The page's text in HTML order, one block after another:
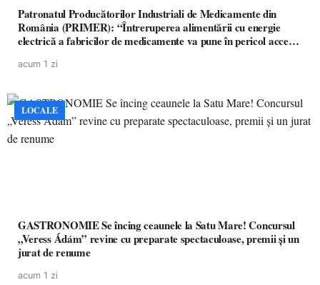
Patronatul Producătorilor Industriali de Medicamente din
România (PRIMER): “Întreruperea alimentării cu energie
electrică a fabricilor de medicamente va pune în pericol accesul
acum 1 zi
LOCALE
GASTRONOMIE Se încing ceaunele la Satu Mare! Concursul
„Veress Ádám” revine cu preparate spectaculoase, premii și un
jurat de renume
acum 1 zi